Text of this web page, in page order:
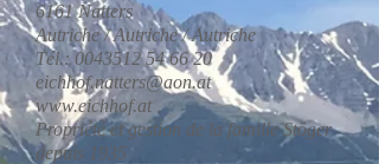
6161 Natters
Autriche / Autriche / Autriche
Tél.: 0043512 54 66 20
eichhof.natters@aon.at
www.eichhof.at
Propriété et gestion de la famille Stöger
depuis 1935